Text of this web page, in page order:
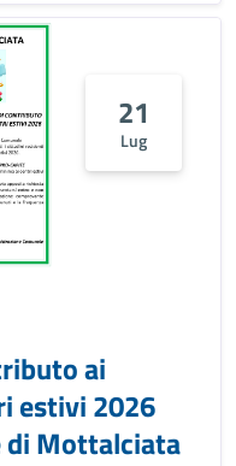
21
Lug
ai
estivi 2026
di Mottalciata